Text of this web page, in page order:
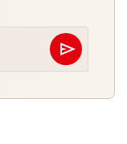
send
Abschicken